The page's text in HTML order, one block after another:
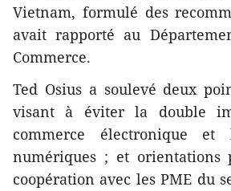
Vietnam, formulé des
avait rapporté au
Commerce.
Ted Osius a soulevé deux
visant à éviter la double
commerce électronique et
numériques ; et orientations
coopération avec les PME du